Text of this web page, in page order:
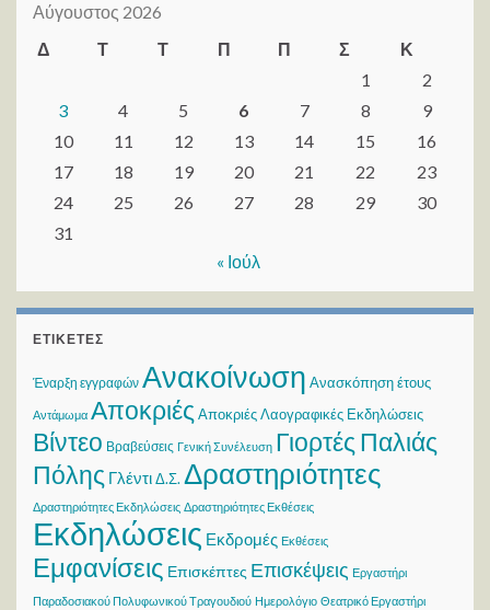
Αύγουστος 2026
Δ
Τ Τ Π Π Σ
Κ
1
2
3
4 5 6 7 8
9
10
11 12 13 14 15
16
17
18 19 20 21 22
23
24
25 26 27 28 29
30
31
« Ιούλ
ΕΤΙΚΈΤΕΣ
Έναρξη εγγραφών Ανακοίνωση Ανασκόπηση έτους
Αντάμωμα Αποκριές Αποκριές Λαογραφικές Εκδηλώσεις
Βίντεο Βραβεύσεις Γενική Συνέλευση Γιορτές Παλιάς
Πόλης ΓλέντιΔ.Σ.Δραστηριότητες
Δραστηριότητες Εκδηλώσεις Δραστηριότητες Εκθέσεις
Εκδηλώσεις Εκδρομές Εκθέσεις
Εμφανίσεις Επισκέπτες Επισκέψεις Εργαστήρι
Παραδοσιακού Πολυφωνικού Τραγουδιού Ημερολόγιο Θεατρικό Εργαστήρι